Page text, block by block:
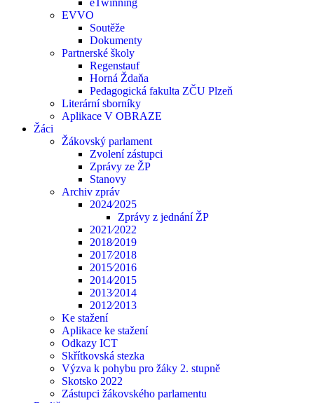
eTwinning
EVVO
Soutěže
Dokumenty
Partnerské školy
Regenstauf
Horná Ždaňa
Pedagogická fakulta ZČU Plzeň
Literární sborníky
Aplikace V OBRAZE
Žáci
Žákovský parlament
Zvolení zástupci
Zprávy ze ŽP
Stanovy
Archiv zpráv
2024⁄2025
Zprávy z jednání ŽP
2021⁄2022
2018⁄2019
2017⁄2018
2015⁄2016
2014⁄2015
2013⁄2014
2012⁄2013
Ke stažení
Aplikace ke stažení
Odkazy ICT
Skřítkovská stezka
Výzva k pohybu pro žáky 2. stupně
Skotsko 2022
Zástupci žákovského parlamentu